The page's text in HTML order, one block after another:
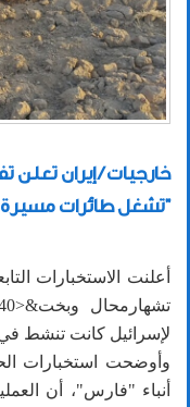
خارجيات / إيران
تشغل طائرات مسيرة في محافظة "تشهارمحال وبختیاري"
أعلنت الاستخبارات
لإسرائيل كانت تنشط
وأوضحت استخبارات
أنباء "فارس"، أن